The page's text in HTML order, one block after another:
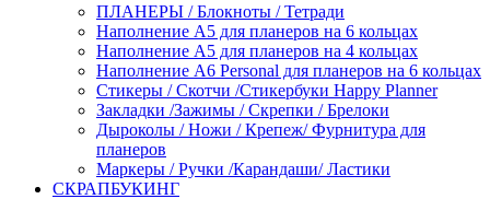
ПЛАНЕРЫ / Блокноты / Тетради
Наполнение А5 для планеров на 6 кольцах
Наполнение А5 для планеров на 4 кольцах
Наполнение А6 Personal для планеров на 6 кольцах
Стикеры / Скотчи /Стикербуки Happy Planner
Закладки /Зажимы / Скрепки / Брелоки
Дыроколы / Ножи / Крепеж/ Фурнитура для
планеров
Маркеры / Ручки /Карандаши/ Ластики
СКРАПБУКИНГ